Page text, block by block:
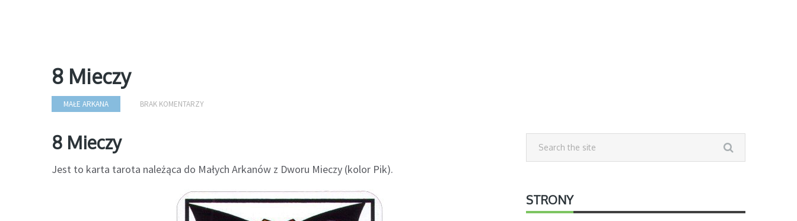
8 Mieczy
MAŁE ARKANA BRAK KOMENTARZY
8 Mieczy
Jest to karta tarota należąca do Małych Arkanów z Dworu Mieczy (kolor Pik).
STRONY